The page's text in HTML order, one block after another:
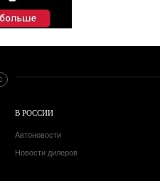
В РОССИИ
Автоновости
Новости дилеров